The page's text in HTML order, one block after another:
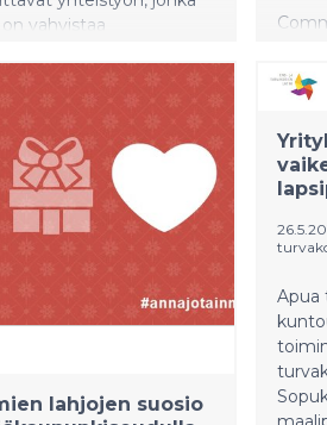
vahvistaa
Pälkäneen
nyt pyytää apua ja
naapureitaan
avulla. Projekti on
Pälkäne 2 -hanketta,
roolissa
lahjojen suosio
Apua